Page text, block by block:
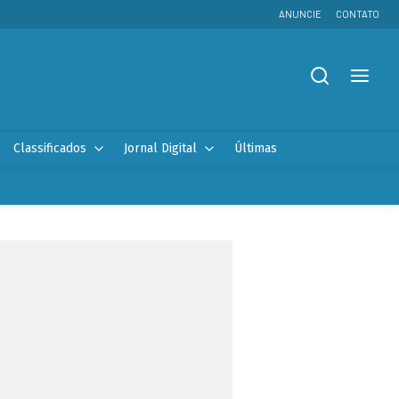
ANUNCIE CONTATO
Classificados Jornal Digital Últimas